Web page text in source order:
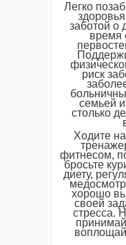
Легко
заботой о
время
риск
семьей
столько
Ходите
фитнесом,
бросьте
диету,
хорошо
своей
стресса.